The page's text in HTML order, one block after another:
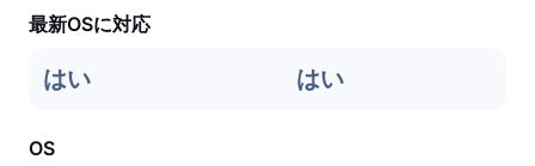
最新OSに対応
はい はい
OS